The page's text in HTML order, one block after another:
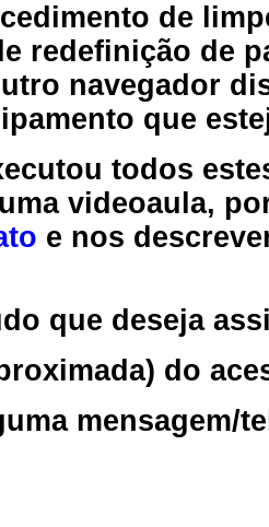
de
redefinição de
navegador
que
todos
videoaula,
e nos
que deseja
do
mensagem/